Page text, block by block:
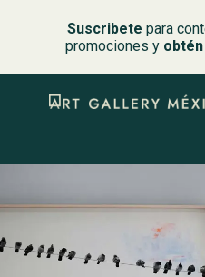
Suscribete para
promociones y obtén